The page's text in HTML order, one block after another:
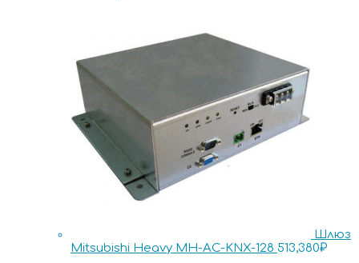
Шлюз
Mitsubishi Heavy MH-AC-KNX-128 513,380₽